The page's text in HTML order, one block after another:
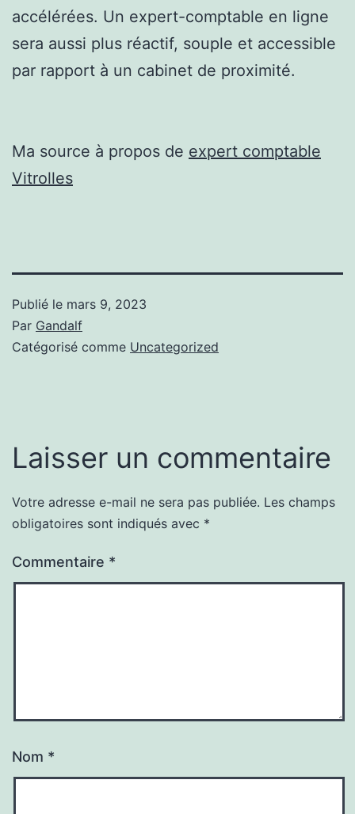
accélérées. Un expert-comptable en ligne
sera aussi plus réactif, souple et accessible
par rapport à un cabinet de proximité.
Ma source à propos de expert comptable
Vitrolles
Publié le mars 9, 2023
Par Gandalf
Catégorisé comme Uncategorized
Laisser un commentaire
Votre adresse e-mail ne sera pas publiée. Les champs
obligatoires sont indiqués avec *
Commentaire *
Nom *